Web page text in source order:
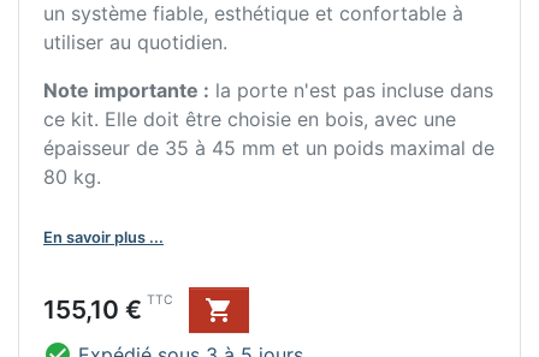
un système fiable, esthétique et confortable à
utiliser au quotidien.
Note importante : la porte n'est pas incluse dans
ce kit. Elle doit être choisie en bois, avec une
épaisseur de 35 à 45 mm et un poids maximal de
80 kg.
En savoir plus ...
Prix
155,10 € TTC
